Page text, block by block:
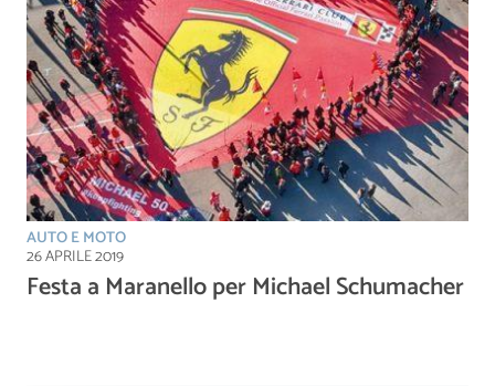
AUTO E MOTO
26 APRILE 2019
Festa a Maranello per Michael Schumacher